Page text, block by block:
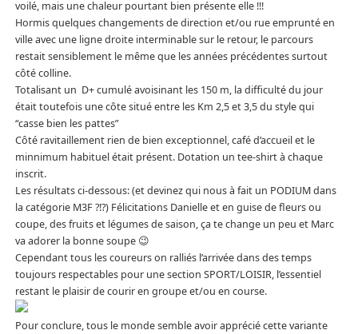
voilé, mais une chaleur pourtant bien présente elle !!!
Hormis quelques changements de direction et/ou rue emprunté en
ville avec une ligne droite interminable sur le retour, le parcours
restait sensiblement le même que les années précédentes surtout
côté colline.
Totalisant un D+ cumulé avoisinant les 150 m, la difficulté du jour
était toutefois une côte situé entre les Km 2,5 et 3,5 du style qui
“casse bien les pattes”
Côté ravitaillement rien de bien exceptionnel, café d’accueil et le
minnimum habituel était présent. Dotation un tee-shirt à chaque
inscrit.
Les résultats ci-dessous: (et devinez qui nous à fait un PODIUM dans
la catégorie M3F ?!?) Félicitations Danielle et en guise de fleurs ou
coupe, des fruits et légumes de saison, ça te change un peu et Marc
va adorer la bonne soupe 😉
Cependant tous les coureurs on ralliés l’arrivée dans des temps
toujours respectables pour une section SPORT/LOISIR, l’essentiel
restant le plaisir de courir en groupe et/ou en course.
Pour conclure, tous le monde semble avoir apprécié cette variante